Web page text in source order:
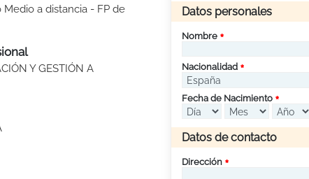
a distancia - FP de
Y GESTIÓN A
Datos personales
Nombre
Nacionalidad
Fecha de Nacimiento
Datos de contacto
Dirección